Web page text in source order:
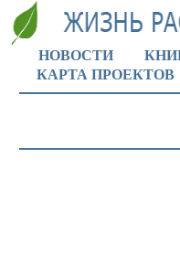
НОВОСТИ
КАРТА ПРОЕКТОВ